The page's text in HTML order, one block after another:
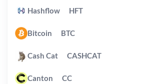
Hashflow HFT
Bitcoin BTC
Cash Cat CASHCAT
Canton CC